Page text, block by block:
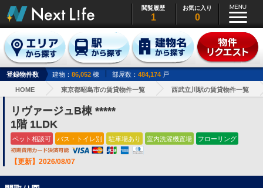
閲覧履歴
1
お気に入り
0
登録物件数 建物： 86,052 棟 部屋数： 484,174 戸
HOME 東京都昭島市の賃貸物件一覧 西武立川駅の賃貸物件一覧
リヴァージュB棟 *****
1階 1LDK
ペット相談可 バス・トイレ別 駐車場あり 室内洗濯機置場 フローリング
【更新】2026/08/07